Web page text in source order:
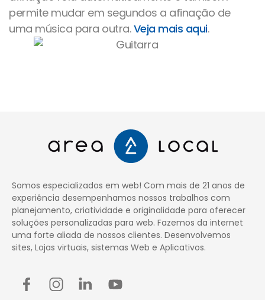
permite mudar em segundos a afinação de
uma música para outra.Veja mais aqui.
Somos especializados em web! Com mais de 21 anos de
experiência desempenhamos nossos trabalhos com
planejamento, criatividade e originalidade para oferecer
soluções personalizadas para web. Fazemos da internet
uma forte aliada de nossos clientes. Desenvolvemos
sites, Lojas virtuais, sistemas Web e Aplicativos.